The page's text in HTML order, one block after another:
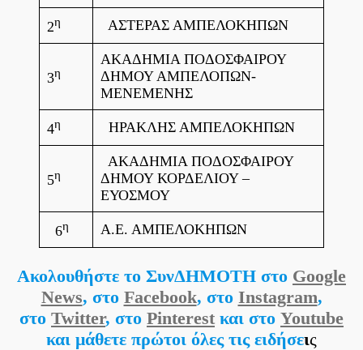
2η ΑΣΤΕΡΑΣ ΑΜΠΕΛΟΚΗΠΩΝ
3η
ΑΚΑΔΗΜΙΑ ΠΟΔΟΣΦΑΙΡΟΥ
ΔΗΜΟΥ ΑΜΠΕΛΟΠΩΝ-
ΜΕΝΕΜΕΝΗΣ
4η ΗΡΑΚΛΗΣ ΑΜΠΕΛΟΚΗΠΩΝ
5η
ΑΚΑΔΗΜΙΑ ΠΟΔΟΣΦΑΙΡΟΥ
ΔΗΜΟΥ ΚΟΡΔΕΛΙΟΥ –
ΕΥΟΣΜΟΥ
6η Α.Ε. ΑΜΠΕΛΟΚΗΠΩΝ
Ακολουθήστε το ΣυνΔΗΜΟΤΗ στο Google
News, στο Facebook, στο Instagram,
στο Twitter, στο Pinterest και στο Youtube
και μάθετε πρώτοι όλες τις ειδήσεις